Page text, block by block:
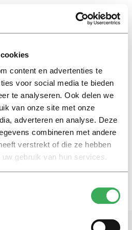
content en advertenties te
voor social media te bieden
te analyseren. Ook delen we
van onze site met onze
adverteren en analyse. Deze
combineren met andere
verstrekt of die ze hebben
gebruik van hun services.
EN
naar ‘goede
van start
2017